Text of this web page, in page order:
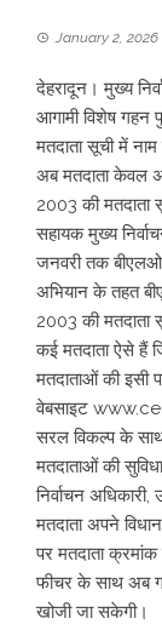
January 2, 2026
देहरादून। मुख्य
आगामी विशेष गहन
मतदाता सूची में
अब मतदाता केवल
2003 की
सहायक मुख्य
जनवरी तक बीएलओ
अभियान के तहत
2003 की
कई मतदाता ऐसे हैं
मतदाताओं की इसी
वेबसाइट
सरल विकल्प के
मतदाताओं की
निर्वाचन
मतदाता अपने
पर मतदाता
फीचर के साथ अब
खोजी जा सकेगी।